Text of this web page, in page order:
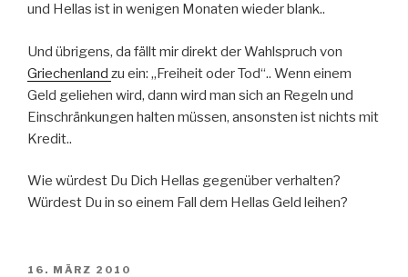
und Hellas ist in wenigen Monaten wieder blank..
Und übrigens, da fällt mir direkt der Wahlspruch von
Griechenland zu ein: „Freiheit oder Tod“.. Wenn einem
Geld geliehen wird, dann wird man sich an Regeln und
Einschränkungen halten müssen, ansonsten ist nichts mit
Kredit..
Wie würdest Du Dich Hellas gegenüber verhalten?
Würdest Du in so einem Fall dem Hellas Geld leihen?
VERÖFFENTLICHT
16. MÄRZ 2010